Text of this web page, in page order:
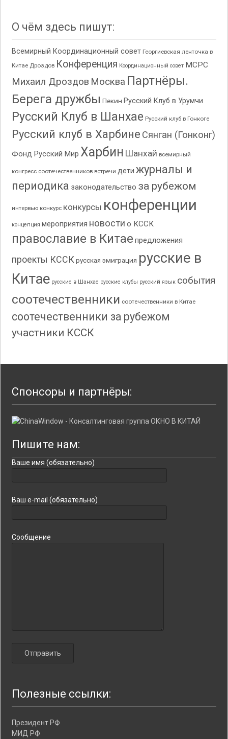
О чём здесь пишут:
Всемирный Координационный совет Георгиевская ленточка в
Китае Дроздов Конференция Координационный совет МСРС
Михаил Дроздов Москва Партнёры.
Берега дружбы Пекин Русский Клуб в Урумчи
Русский Клуб в Шанхае Русский клуб в Гонкоге
Русский клуб в Харбине Сянган (Гонконг)
Фонд Русский Мир Харбин Шанхай всемирный
конгресс соотечественников встречи дети журналы и
периодика законодательство за рубежом
интервью конкурс конкурсы конференции
концепция мероприятия новости о КССК
православие в Китае предложения
проекты КССК русская эмиграция русские в
Китае русские в Шанхае русские клубы русский язык события
соотечественники соотечественники в Китае
соотечественники за рубежом
участники КССК
Спонсоры и партнёры:
Пишите нам:
Ваше имя (обязательно)
Ваш e-mail (обязательно)
Сообщение
Полезные ссылки:
Президент РФ
МИД РФ